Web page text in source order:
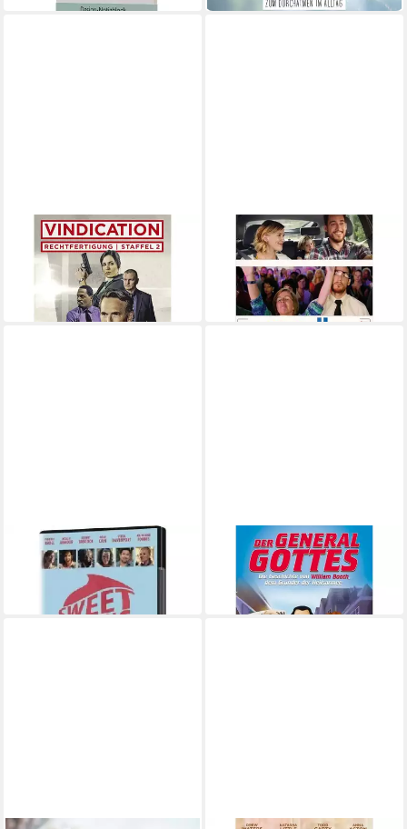
GERTH MEDIEN
DVD Vindication - Staffel 2
(Doppel-DVD)
15,19 €
in 6-7 Werktagen bei dir
BEST
DVD Small Group
ab 9,85 €
in 6-8 Werktagen bei dir
GERTH MEDIEN
DVD Sweet Inspirations
in 6-8 Werktagen bei dir
GERTH MEDIEN
DVD Der General Gottes
ab 12,20 €
in 6-8 Werktagen bei dir